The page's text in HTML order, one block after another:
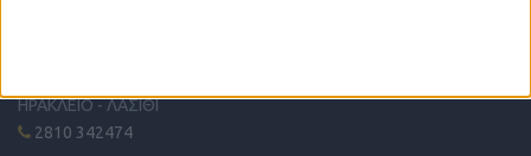
ΗΡΑΚΛΕΙΟ - ΛΑΣΙΘΙ
2810 342474